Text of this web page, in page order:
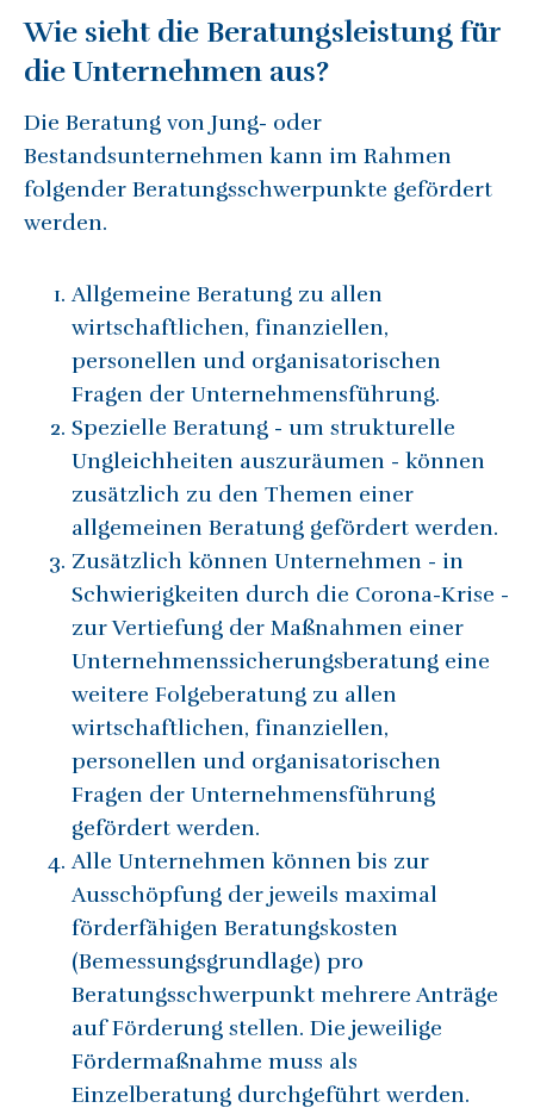
Wie sieht die Beratungsleistung für
die Unternehmen aus?
Die Beratung von Jung- oder
Bestandsunternehmen kann im Rahmen
folgender Beratungsschwerpunkte gefördert
werden.
Allgemeine Beratung zu allen
wirtschaftlichen, finanziellen,
personellen und organisatorischen
Fragen der Unternehmensführung.
Spezielle Beratung - um strukturelle
Ungleichheiten auszuräumen - können
zusätzlich zu den Themen einer
allgemeinen Beratung gefördert werden.
Zusätzlich können Unternehmen - in
Schwierigkeiten durch die Corona-Krise -
zur Vertiefung der Maßnahmen einer
Unternehmenssicherungsberatung eine
weitere Folgeberatung zu allen
wirtschaftlichen, finanziellen,
personellen und organisatorischen
Fragen der Unternehmensführung
gefördert werden.
Alle Unternehmen können bis zur
Ausschöpfung der jeweils maximal
förderfähigen Beratungskosten
(Bemessungsgrundlage) pro
Beratungsschwerpunkt mehrere Anträge
auf Förderung stellen. Die jeweilige
Fördermaßnahme muss als
Einzelberatung durchgeführt werden.